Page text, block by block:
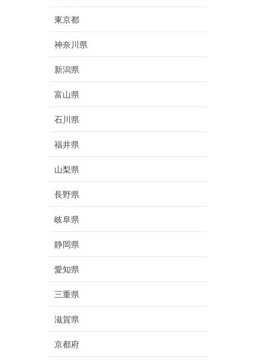
東京都
神奈川県
新潟県
富山県
石川県
福井県
山梨県
長野県
岐阜県
静岡県
愛知県
三重県
滋賀県
京都府